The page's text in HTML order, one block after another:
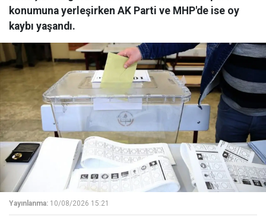
konumuna yerleşirken AK Parti ve MHP'de ise oy
kaybı yaşandı.
Yayınlanma: 10/08/2026 15:21